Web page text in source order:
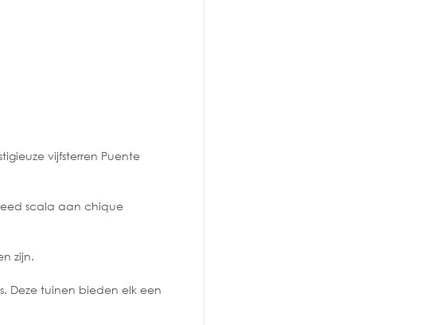
vijfsterren Puente
scala aan chique
zijn.
Deze tuinen bieden elk een